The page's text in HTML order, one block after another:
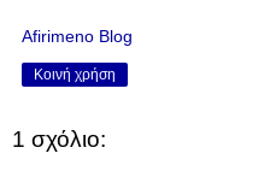
Afirimeno Blog
Κοινή χρήση
1 σχόλιο: